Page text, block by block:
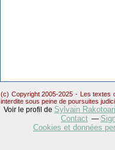
(c) Copyright 2005-2025 - Les textes
interdite sous peine de poursuites
Voir le profil de Sylvain
Contact
Cookies et données